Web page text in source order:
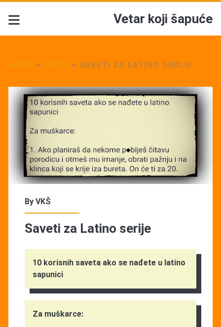
Vetar koji šapuće
> > SAVETI ZA LATINO SERIJE
By VKŠ
Saveti za Latino serije
10 korisnih saveta ako se nađete u latino
sapunici
Za muškarce: